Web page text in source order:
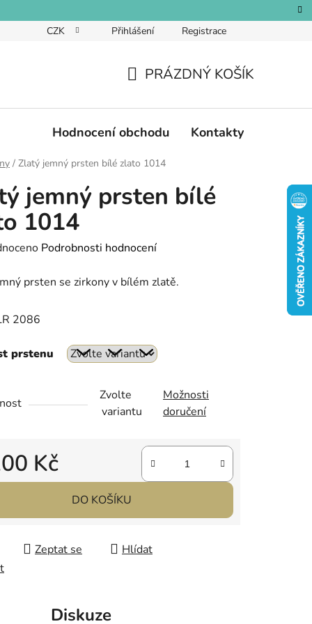
CZK Přihlášení Registrace
KOŠÍK
PRÁZDNÝ KOŠÍK
Hodnocení obchodu Kontakty
/ Zlatý jemný prsten bílé zlato 1014
jemný prsten bílé
1014
Podrobnosti hodnocení
prsten se zirkony v bílém zlatě.
2086
prstenu
Zvolte
variantu
Možnosti
doručení
Kč
DO KOŠÍKU
Zeptat se
Hlídat
Diskuze